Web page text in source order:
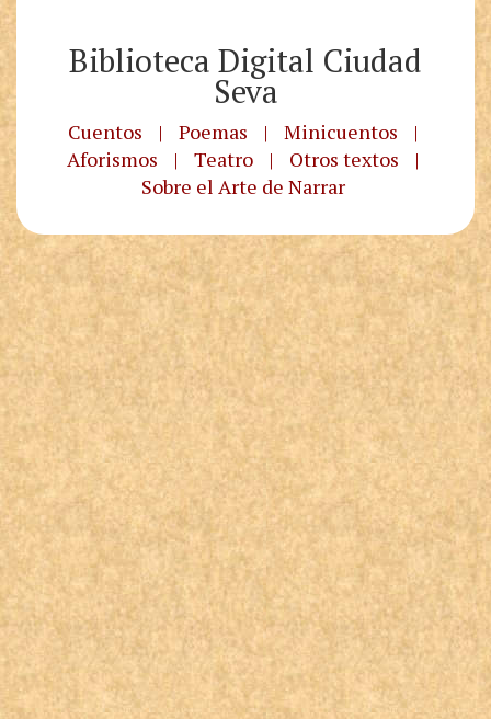
Biblioteca Digital Ciudad
Seva
Cuentos | Poemas | Minicuentos
|
Aforismos
| Teatro | Otros textos
|
Sobre el Arte de Narrar